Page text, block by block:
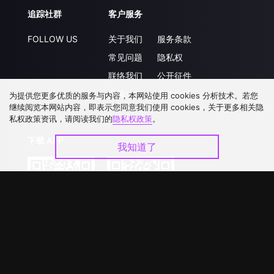
追踪社群
FOLLOW US
客户服务
关于我们
常见问题
联络我们
升级VIP
服务条款
隐私权
公开征件
合作洽談
为提供您更多优质的服务与内容，本网站使用 cookies 分析技术。若您
继续阅览本网站内容，即表示您同意我们使用 cookies，关于更多相关隐
私权政策资讯，请阅读我们的隐私权政策。
我知道了